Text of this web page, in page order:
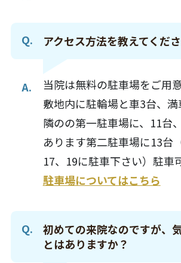
アクセス方法を教えてくださ
当院は無料の駐車場をご用
敷地内に駐輪場と車3台、
隣のの第一駐車場に、11台
あります第二駐車場に13台
17、19に駐車下さい）駐車
駐車場についてはこちら
初めての来院なのですが、
とはありますか？